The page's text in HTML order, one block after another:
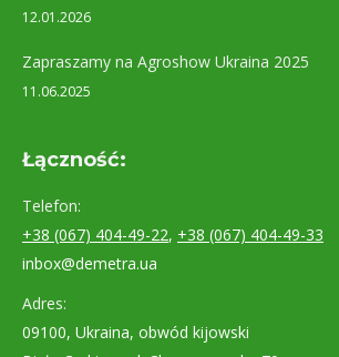
12.01.2026
Zapraszamy na Agroshow Ukraina 2025
11.06.2025
Łączność:
Telefon:
+38 (067) 404-49-22, +38 (067) 404-49-33
inbox@demetra.ua
Adres:
09100, Ukraina, obwód kijowski